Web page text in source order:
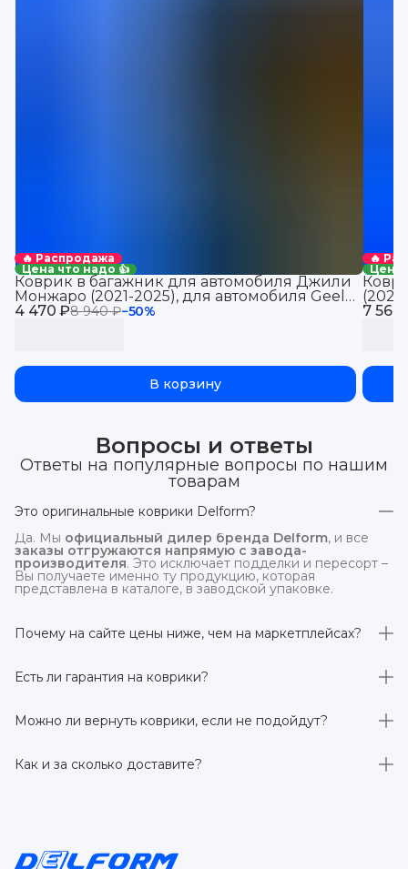
🔥 Распродажа
Цена что надо 👍
4 470 ₽8 940 ₽−50%
Коврик в багажник для автомобиля Джили
Монжаро (2021-2025), для автомобиля Geely
Monjaro, EVA 3D
В корзину
🔥
Цена
7 560
Вопросы и ответы
Ответы на популярные вопросы по нашим
товарам
Это оригинальные коврики Delform?
Да. Мы официальный дилер бренда Delform, и все
заказы отгружаются напрямую с завода-
производителя. Это исключает подделки и пересорт –
Вы получаете именно ту продукцию, которая
представлена в каталоге, в заводской упаковке.
Почему на сайте цены ниже, чем на маркетплейсах?
отгрузка идётнапрямую со склада производителя
без посредников.
Есть ли гарантия на коврики?
производителя 3 года. Если в течение этого срока
обнаружится производственный дефект – заменим
Можно ли вернуть коврики, если не подойдут?
заказанного дистанционно,без объяснения причин –
при условии сохранения товарного вида. Если коврик не
Как и за сколько доставите?